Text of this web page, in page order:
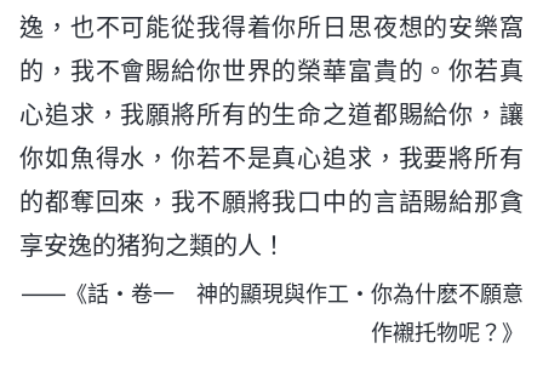
逸，也不可能從我得着你所日思夜想的安樂窩
的，我不會賜給你世界的榮華富貴的。你若真
心追求，我願將所有的生命之道都賜給你，讓
你如魚得水，你若不是真心追求，我要將所有
的都奪回來，我不願將我口中的言語賜給那貪
享安逸的猪狗之類的人！
——《話・卷一 神的顯現與作工・你為什麽不願意
作襯托物呢？》